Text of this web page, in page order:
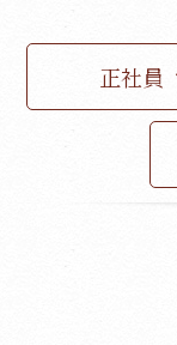
正社員